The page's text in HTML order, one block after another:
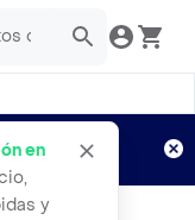
en
y
Aplican TyC